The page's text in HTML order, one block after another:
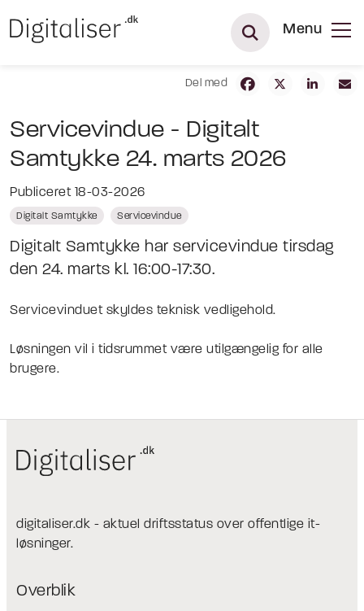
Menu
Del med
Servicevindue - Digitalt
Samtykke 24. marts 2026
Publiceret 18-03-2026
Digitalt Samtykke Servicevindue
Digitalt Samtykke har servicevindue tirsdag
den 24. marts kl. 16:00-17:30.
Servicevinduet skyldes teknisk vedligehold.
Løsningen vil i tidsrummet være utilgængelig for alle
brugere.
digitaliser.dk - aktuel driftsstatus over offentlige it-
løsninger.
Overblik